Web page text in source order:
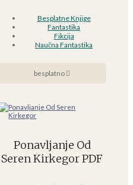
Besplatne Knjige
Fantastika
Fikcija
Naučna Fantastika
besplatno
Ponavljanje Od
Seren Kirkegor PDF